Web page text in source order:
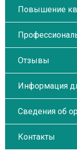
Повышение
Отзывы
Информация
Сведения об
Контакты